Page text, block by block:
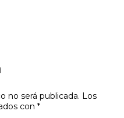
no será publicada. Los
con *